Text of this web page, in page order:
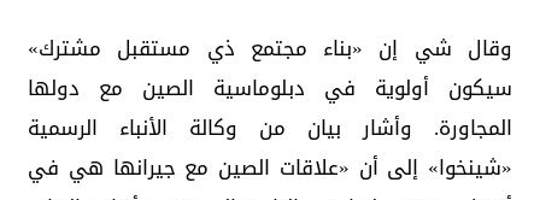
وقال شي إن «بناء مجتمع ذي مستقبل مشترك»
سيكون أولوية في دبلوماسية الصين مع دولها
المجاورة. وأشار بيان من وكالة الأنباء الرسمية
«شينخوا» إلى أن «علاقات الصين مع جيرانها هي في